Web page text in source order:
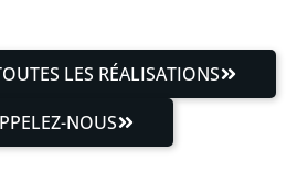
LES RÉALISATIONS
NOUS